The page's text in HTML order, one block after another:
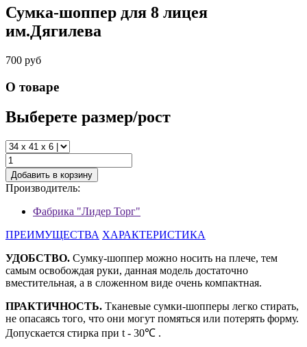
Сумка-шоппер для 8 лицея
им.Дягилева
700 руб
О товаре
Выберете размер/рост
Добавить в корзину
Производитель:
Фабрика "Лидер Торг"
ПРЕИМУЩЕСТВА ХАРАКТЕРИСТИКА
УДОБСТВО. Сумку-шоппер можно носить на плече, тем
самым освобождая руки, данная модель достаточно
вместительная, а в сложенном виде очень компактная.
ПРАКТИЧНОСТЬ. Тканевые сумки-шопперы легко стирать,
не опасаясь того, что они могут помяться или потерять форму.
Допускается стирка при t - 30℃ .